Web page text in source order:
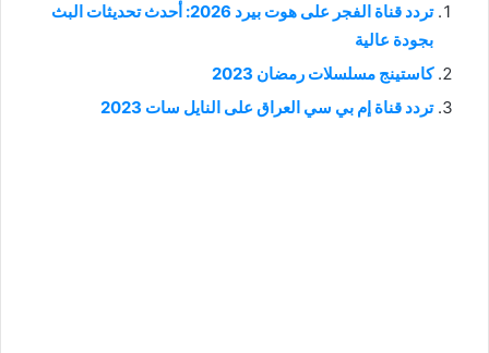
تردد قناة الفجر على هوت بيرد 2026: أحدث تحديثات البث
بجودة عالية
كاستينج مسلسلات رمضان 2023
تردد قناة إم بي سي العراق على النايل سات 2023